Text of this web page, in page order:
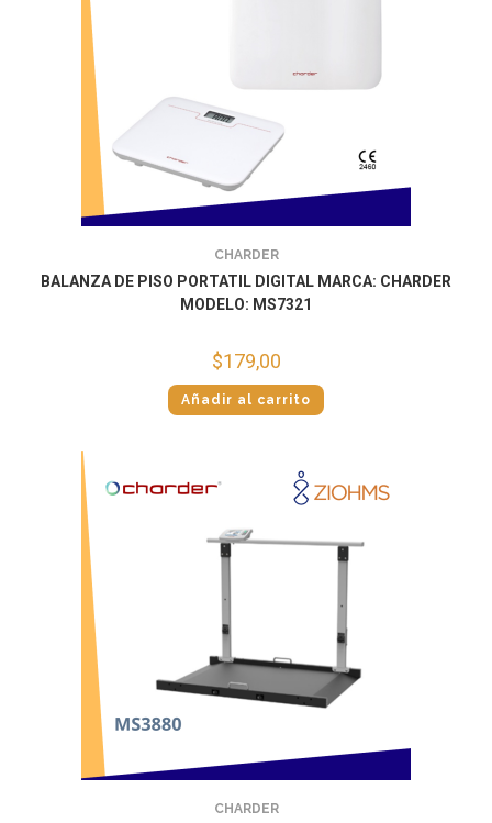
CHARDER
BALANZA DE PISO PORTATIL DIGITAL MARCA: CHARDER
MODELO: MS7321
$179,00
Añadir al carrito
CHARDER